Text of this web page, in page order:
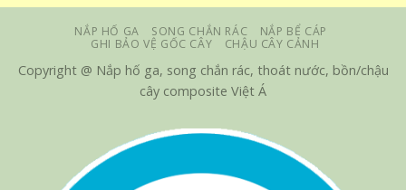
NẮP HỐ GA SONG CHẮN RÁC
NẮP BỂ CÁP
GHI BẢO VỆ GỐC CÂY
CHẬU CÂY CẢNH
Copyright @ Nắp hố ga, song chắn rác, thoát nước, bồn/chậu
cây composite Việt Á